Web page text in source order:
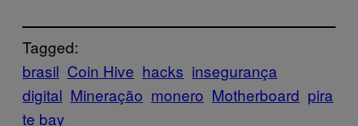
Tagged:
brasil Coin Hive hacks insegurança
digital Mineração monero Motherboard pira
te bay